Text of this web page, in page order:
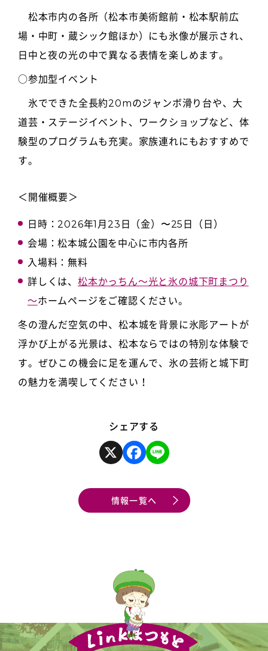
松本市内の各所（松本市美術館前・松本駅前広
場・中町・蔵シック館ほか）にも氷像が展示され、
日中と夜の光の中で異なる表情を楽しめます。
○参加型イベント
氷でできた全長約20mのジャンボ滑り台や、大
道芸・ステージイベント、ワークショップなど、体
験型のプログラムも充実。家族連れにもおすすめで
す。
＜開催概要＞
日時 ：2026年1月23日（金）〜25日（日）
会場 ：松本城公園を中心に市内各所
入場料 ：無料
詳しくは、 松本かっちん～光と氷の城下町まつり
～ホームページをご確認ください。
冬の澄んだ空気の中、松本城を背景に氷彫アートが
浮かび上がる光景は、松本ならではの特別な体験で
す。ぜひこの機会に足を運んで、氷の芸術と城下町
の魅力を満喫してください！
シェアする
X
F
a
c
o
k
i
情報一覧へ